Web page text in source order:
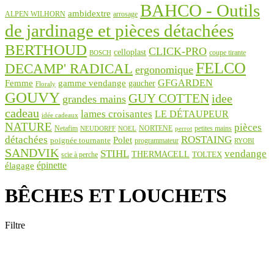
ALPEN WILHORN ambidextre arrosage BAHCO - Outils
de jardinage et pièces détachées
BERTHOUD BOSCH celloplast CLICK-PRO coupe tirante
DECAMP' RADICAL ergonomique FELCO
Femme Floraly gamme vendange gaucher GFGARDEN
GOUVY grandes mains GUY COTTENidee
cadeau idée cadeaux lames croisantes LE DÉTAUPEUR
NATURE Netafim NEUDORFF NOEL NORTENE perrot petites mains pièces
détachées poignée tournante Polet programmateur ROSTAING RYOBI
SANDVIK scie à perche STIHL THERMACELL TOLTEX vendange
élagage épinette
BÊCHES ET LOUCHETS
Filtre